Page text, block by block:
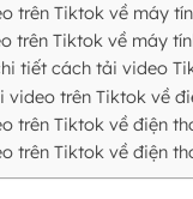
trên Tiktok về máy
trên Tiktok về máy
tiết cách tải video
video trên Tiktok về
trên Tiktok về điện
trên Tiktok về điện